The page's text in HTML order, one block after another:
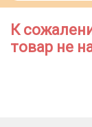
К
товар не